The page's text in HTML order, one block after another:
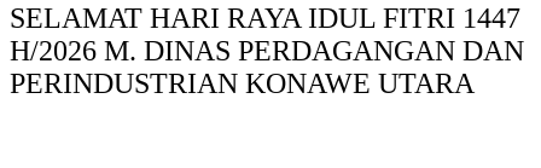
SELAMAT HARI RAYA IDUL FITRI 1447
H/2026 M. DINAS PERDAGANGAN DAN
PERINDUSTRIAN KONAWE UTARA